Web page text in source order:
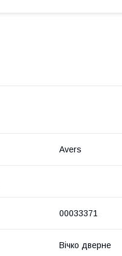
Avers
00033371
Вічко дверне